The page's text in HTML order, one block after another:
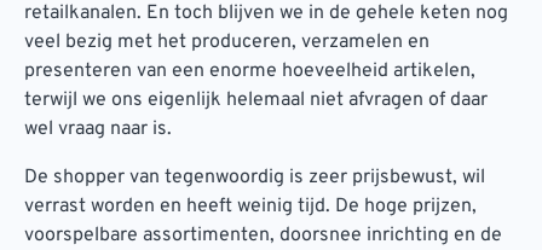
retailkanalen. En toch blijven we in de gehele keten nog
veel bezig met het produceren, verzamelen en
presenteren van een enorme hoeveelheid artikelen,
terwijl we ons eigenlijk helemaal niet afvragen of daar
wel vraag naar is.
De shopper van tegenwoordig is zeer prijsbewust, wil
verrast worden en heeft weinig tijd. De hoge prijzen,
voorspelbare assortimenten, doorsnee inrichting en de